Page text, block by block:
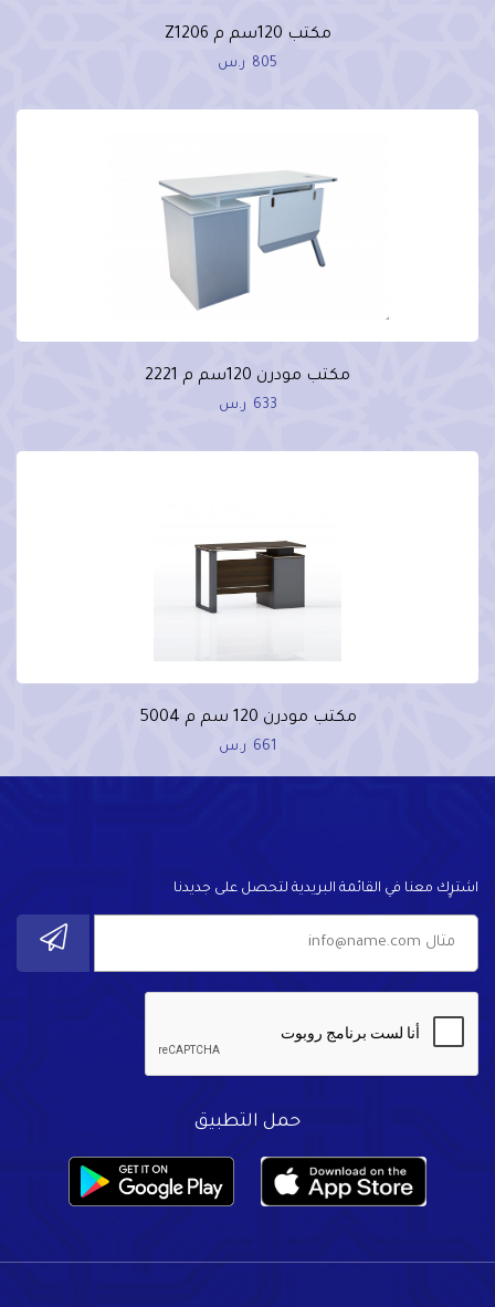
مكتب 120سم م Z1206
805 ر.س
مكتب مودرن 120سم م 2221
633 ر.س
مكتب مودرن 120 سم م 5004
661 ر.س
اشترٍك معنا في القائمة البريدية لتحصل على جديدنا
حمل التطبيق